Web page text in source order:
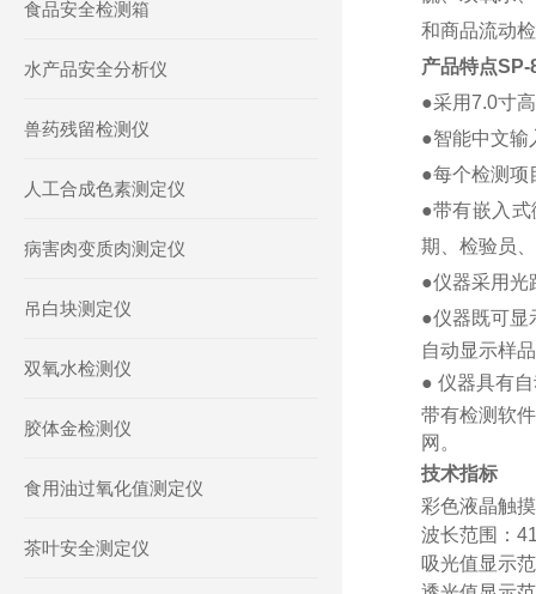
食品安全检测箱
水产品安全分析仪
兽药残留检测仪
人工合成色素测定仪
病害肉变质肉测定仪
吊白块测定仪
双氧水检测仪
胶体金检测仪
食用油过氧化值测定仪
茶叶安全测定仪
和商品流动
产品特点SP-
●采用7.0寸
●智能中文输
●每个检测项
●带有嵌入
期、检验员
●仪器采用光
●仪器既可显
自动显示样
● 仪器具有
带有检测软
网。
技术指标
彩色液晶触摸
波长范围：
吸光值显示